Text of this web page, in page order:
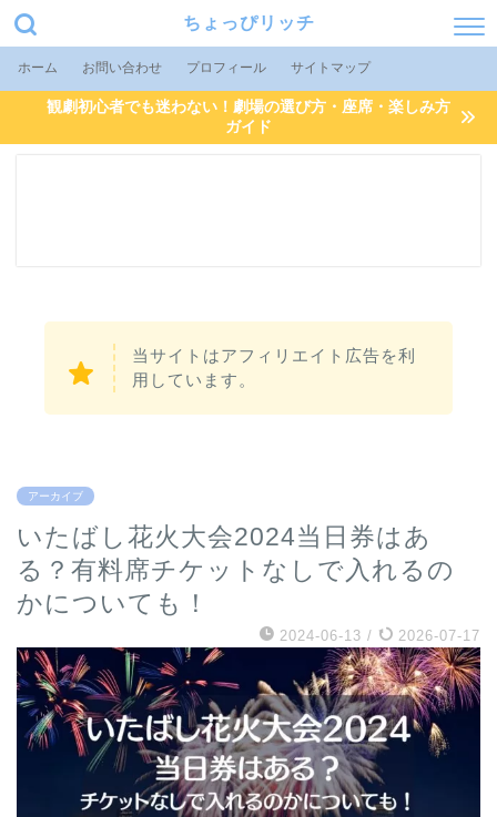
ちょっぴリッチ
ホーム お問い合わせ プロフィール サイトマップ
観劇初心者でも迷わない！劇場の選び方・座席・楽しみ方
ガイド
当サイトはアフィリエイト広告を利
用しています。
アーカイブ
いたばし花火大会2024当日券はあ
る？有料席チケットなしで入れるの
かについても！
2024-06-13 / 2026-07-17